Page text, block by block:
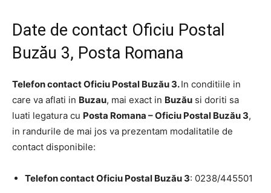
Date de contact Oficiu Postal
Buzău 3, Posta Romana
Telefon contact Oficiu Postal Buzău 3.In conditiile in
care va aflati in Buzau, mai exact in Buzău si doriti sa
luati legatura cu Posta Romana – Oficiu Postal Buzău 3,
in randurile de mai jos va prezentam modalitatile de
contact disponibile:
Telefon contact Oficiu Postal Buzău 3: 0238/445501